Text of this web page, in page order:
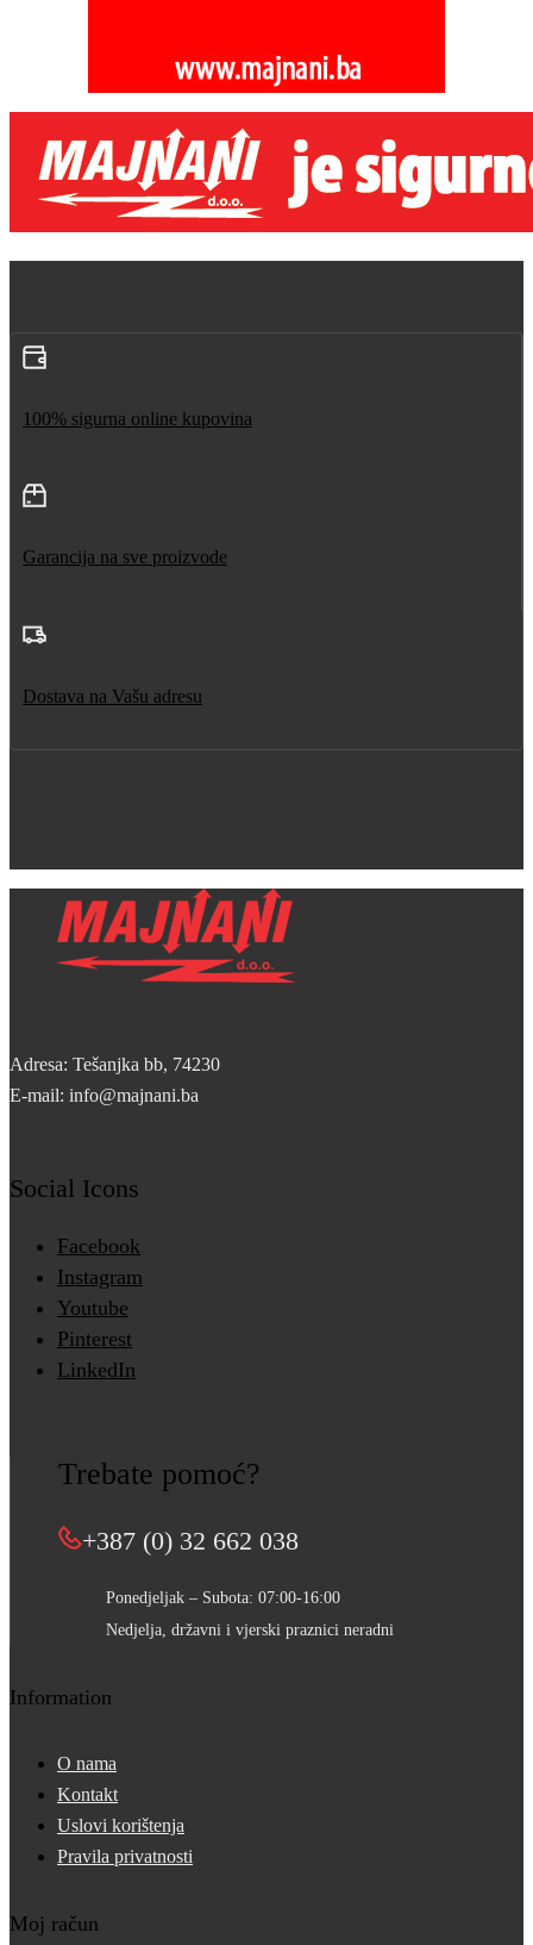
100% sigurna online kupovina
Garancija na sve proizvode
Dostava na Vašu adresu
Adresa: Tešanjka bb, 74230
E-mail: info@majnani.ba
Social Icons
Facebook
Instagram
Youtube
Pinterest
LinkedIn
Trebate pomoć?
+387 (0) 32 662 038
Ponedjeljak – Subota: 07:00-16:00
Nedjelja, državni i vjerski praznici neradni
Information
O nama
Kontakt
Uslovi korištenja
Pravila privatnosti
Moj račun